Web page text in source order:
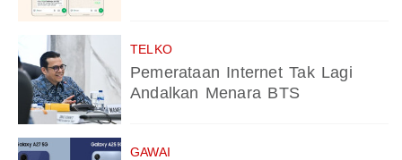
TELKO
Pemerataan Internet Tak Lagi
Andalkan Menara BTS
GAWAI